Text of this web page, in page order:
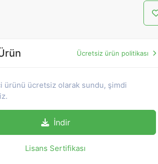
Ücretsiz ürün politikası
ürünü ücretsiz olarak sundu, şimdi
İndir
Lisans Sertifikası